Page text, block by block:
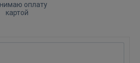
оплату
картой